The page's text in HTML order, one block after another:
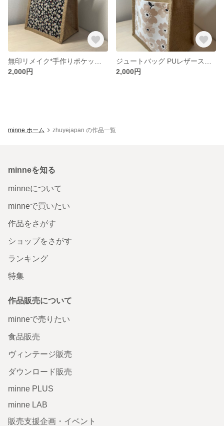
2,000円
2,000円
minne ホーム zhuyejapan の作品一覧
minneを知る
minneについて
minneで買いたい
作品をさがす
ショップをさがす
ランキング
特集
作品販売について
minneで売りたい
食品販売
ヴィンテージ販売
ダウンロード販売
minne PLUS
minne LAB
販売支援企画・イベント